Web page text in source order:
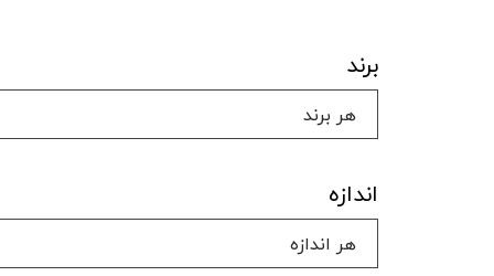
برند
اندازه